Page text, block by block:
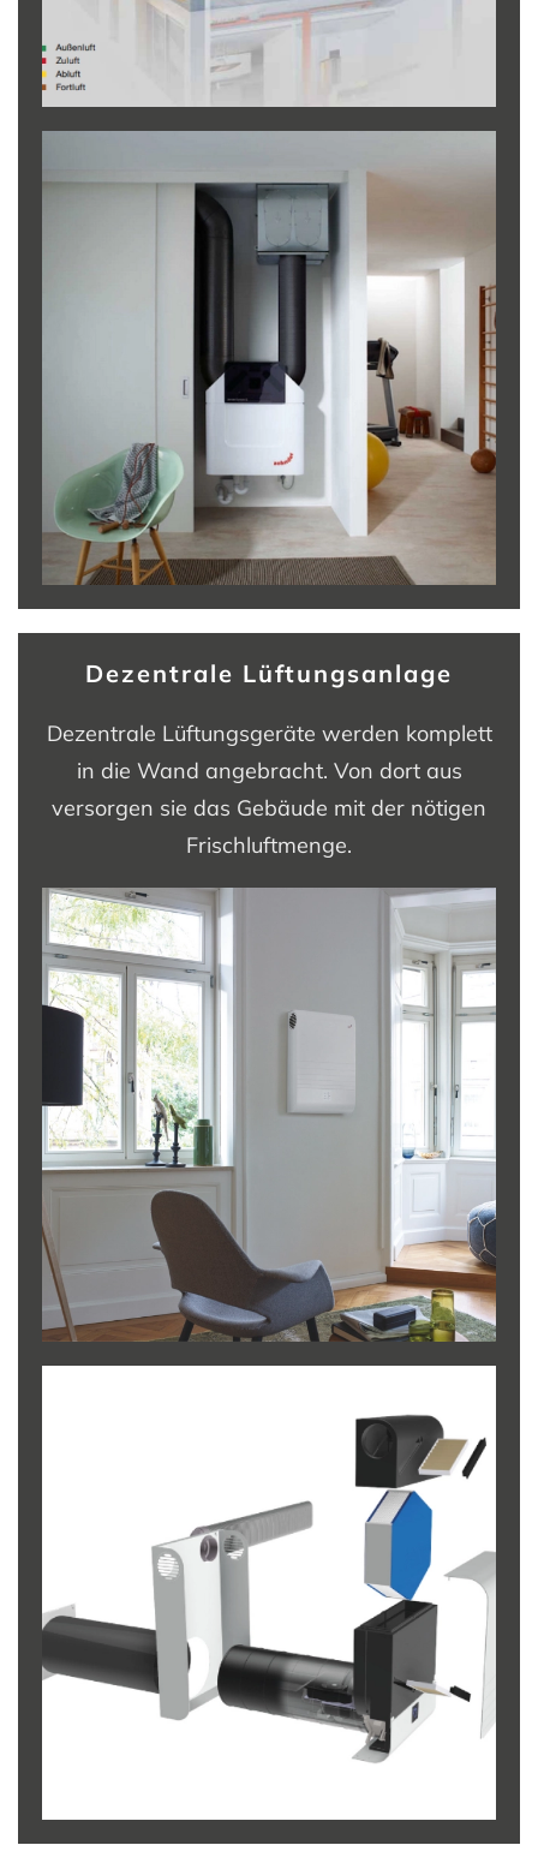
Dezentrale Lüftungsanlage
Dezentrale Lüftungsgeräte werden komplett
in die Wand angebracht. Von dort aus
versorgen sie das Gebäude mit der nötigen
Frischluftmenge.